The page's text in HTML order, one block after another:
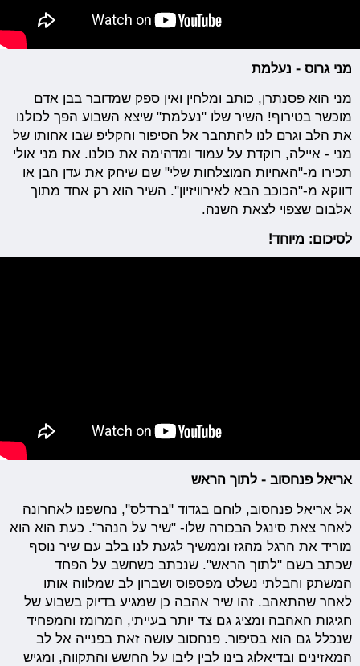
מני גרוס - נעלמת
מני הוא פסנתרן, כותב ומלחין ואין ספק שמדובר בבן אדם
מוכשר בטירוף! השיר שלו "נעלמת" שיצא השבוע הפך לכולנו
את הלב וגרם לנו להתחבר אל הסיפור והקליפ שבו אחותו של
מני - איילה, רוקדת על עמוד ומדהימה את כולנו. את מני אולי
תכירו מ-"האחיות המוצלחות שלי" שם שיחק את עדן הבן או
דווקא מ-"הכוכב הבא לאירוויזיון". השיר הוא רק אחד מתוך
אלבום שצפוי לצאת השנה.
לסיכום: מיוחד!
אריאל פנחסוב - לתוך הראש
אל אריאל פנחסוב, לוחם בגדוד "ברדלס", נחשפנו לאחרונה
לאחר צאת סינגל הבכורה שלו- "שיר על הנהר". כעת הוא הוא
מוריד את הרגל מהגז וממשיך לגעת לנו בלב עם שיר נוסף
שכתב בשם "לתוך הראש". שנכתב כשחשב על הפחד
המשתק והבלתי נשלט מפספוס ושברון לב שמלווה אותו
לאחר שהתאהב. זהו שיר אהבה כן שמגיע בדיוק בשבוע של
חגיגות האהבה ומציג גם צד יותר בעייתי, המרומז והמפחיד
שנכלל גם הוא בסיפור. פנחסוב עושה זאת בפנייה אל לב
המאזינים ובדיאלוג בינו לבין ליבו על החשש והתקווה, ומגיש